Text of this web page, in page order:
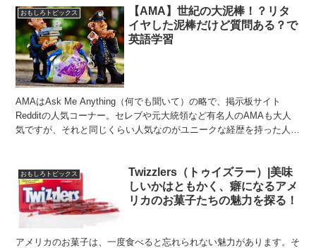
おもしろトピックス
【AMA】世紀の大泥棒！？リタ
イヤした泥棒だけど質問ある？で
英語学習
AMAはAsk Me Anything（何でも聞いて）の略で、掲示板サイト
Redditの人気コーナー。セレブや元大統領など有名人のAMAも大人
気ですが、それと同じくらい人気なのがユニークな経歴を持った人の
おもしろトピックス
Twizzlers（トゥイズラー）|美味
しいかはともかく、癖になるアメ
リカのお菓子たちの魅力を探る！
アメリカのお菓子は、一度食べると忘れられない魅力があります。そ